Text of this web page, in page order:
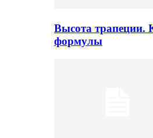
Высота трапеции.
формулы